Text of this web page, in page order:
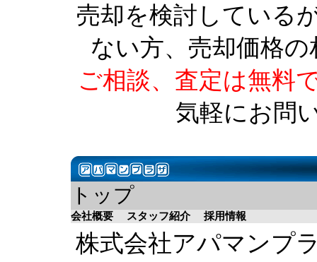
売却を検討している
ない方、売却価格
ご相談、査定は無料
気軽にお問
トップ
会社概要 スタッフ紹介 採用情報
株式会社アパマンプ